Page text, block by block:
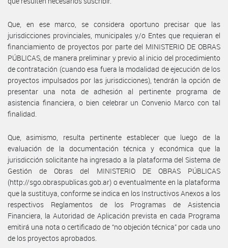
Que, en ese marco, se considera oportuno precisar que las
jurisdicciones provinciales, municipales y/o Entes que requieran el
financiamiento de proyectos por parte del MINISTERIO DE OBRAS
PÚBLICAS, de manera preliminar y previo al inicio del procedimiento
de contratación (cuando esa fuera la modalidad de ejecución de los
proyectos impulsados por las jurisdicciones), tendrán la opción de
presentar una nota de adhesión al pertinente programa de
asistencia financiera, o bien celebrar un Convenio Marco con tal
finalidad.
Que, asimismo, resulta pertinente establecer que luego de la
evaluación de la documentación técnica y económica que la
jurisdicción solicitante ha ingresado a la plataforma del Sistema de
Gestión de Obras del MINISTERIO DE OBRAS PÚBLICAS
(http://sgo.obraspublicas.gob.ar) o eventualmente en la plataforma
que la sustituya, conforme se indica en los Instructivos Anexos a los
respectivos Reglamentos de los Programas de Asistencia
Financiera, la Autoridad de Aplicación prevista en cada Programa
emitirá una nota o certificado de “no objeción técnica” por cada uno
de los proyectos aprobados.